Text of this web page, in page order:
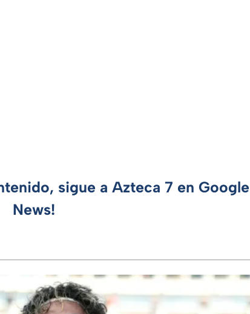
sigue a Azteca 7 en Google
News!